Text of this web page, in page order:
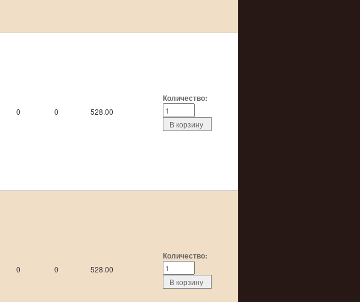
0 0 528.00
Количество:
0 0 528.00
Количество: